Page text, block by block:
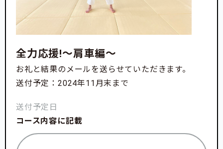
全力応援!〜肩車編〜
お礼と結果のメールを送らせていただきます。
送付予定：2024年11月末まで
送付予定日
コース内容に記載